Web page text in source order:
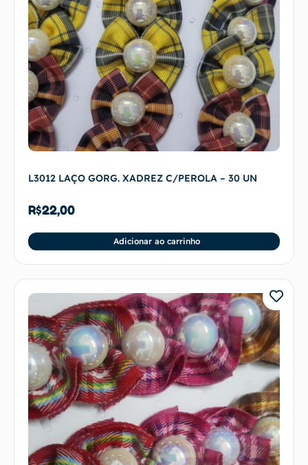
L3012 LAÇO GORG. XADREZ C/PEROLA – 30 UN
R$22,00
Adicionar ao carrinho